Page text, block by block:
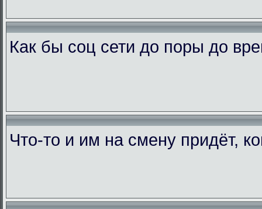
Как бы соц сети до поры до
Что-то и им на смену придёт,